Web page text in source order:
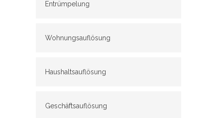
Entrümpelung
Wohnungsauflösung
Haushaltsauflösung
Geschäftsauflösung